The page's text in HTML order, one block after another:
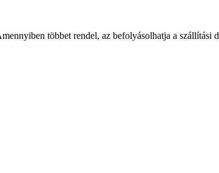
többet rendel, az befolyásolhatja a szállítási